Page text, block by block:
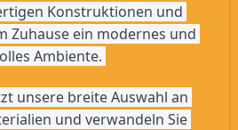
Konstruktionen und
Zuhause ein modernes und
Ambiente.
unsere breite Auswahl an
und verwandeln Sie